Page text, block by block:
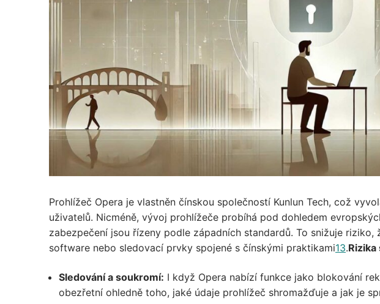
Prohlížeč Opera je vlastněn čínskou společností Kunlun Tech, což
uživatelů. Nicméně, vývoj prohlížeče probíhá pod dohledem
zabezpečení jsou řízeny podle západních standardů. To snižuje
software nebo sledovací prvky spojené s čínskými praktikami13.
Sledování a soukromí: I když Opera nabízí funkce jako blokování
obezřetní ohledně toho, jaké údaje prohlížeč shromažďuje a jak je